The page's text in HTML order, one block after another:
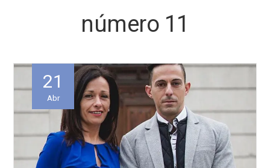
número 11
21
Abr